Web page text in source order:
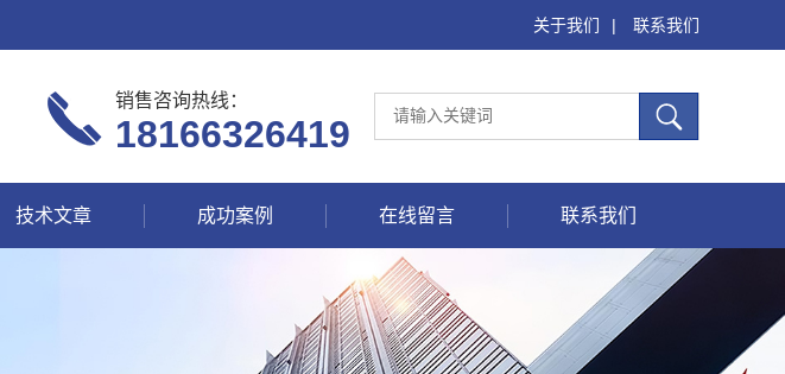
关于我们 | 联系我们
销售咨询热线：
18166326419
技术文章 成功案例 在线留言 联系我们